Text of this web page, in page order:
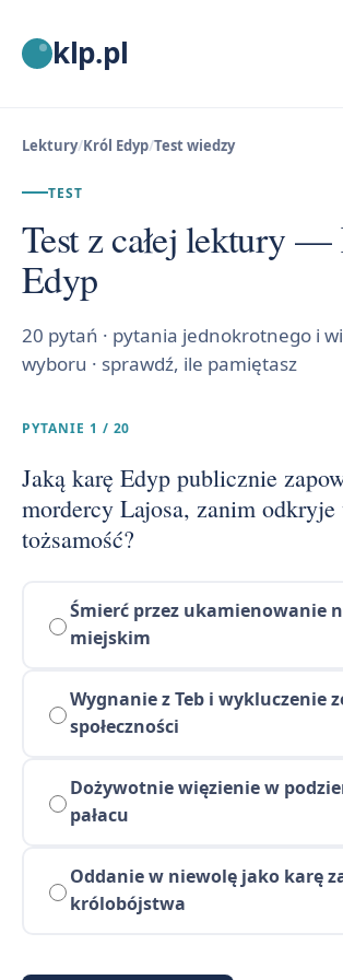
klp.pl
Lektury/Król Edyp/Test wiedzy
TEST
Test z całej lektury
Edyp
20 pytań · pytania jednokrotnego i
wyboru · sprawdź, ile pamiętasz
PYTANIE 1 / 20
Jaką karę Edyp publicznie
mordercy Lajosa, zanim odkryje
tożsamość?
Śmierć przez ukamienowanie
miejskim
Wygnanie z Teb i wykluczenie
społeczności
Dożywotnie więzienie w
pałacu
Oddanie w niewolę jako karę
królobójstwa